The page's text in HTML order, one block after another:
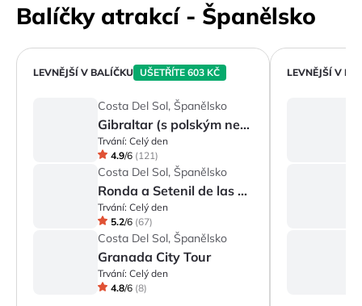
Balíčky atrakcí - Španělsko
LEVNĚJŠÍ V BALÍČKU UŠETŘÍTE 603 KČ
Costa Del Sol, Španělsko
Gibraltar (s polským nebo českým průvodcem)
Trvání: Celý den
4.9/6 (121)
Costa Del Sol, Španělsko
Ronda a Setenil de las Bodegas
Trvání: Celý den
5.2/6 (67)
Costa Del Sol, Španělsko
Granada City Tour
Trvání: Celý den
4.8/6 (8)
LEVNĚJŠÍ V